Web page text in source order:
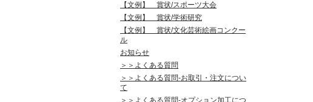
【文例】 賞状/スポーツ大会
【文例】 賞状/学術研究
【文例】 賞状/文化芸術絵画コンクー
ル
お知らせ
＞＞よくある質問
＞＞よくある質問-お取引・注文につい
て
＞＞よくある質問-オプション加工につ